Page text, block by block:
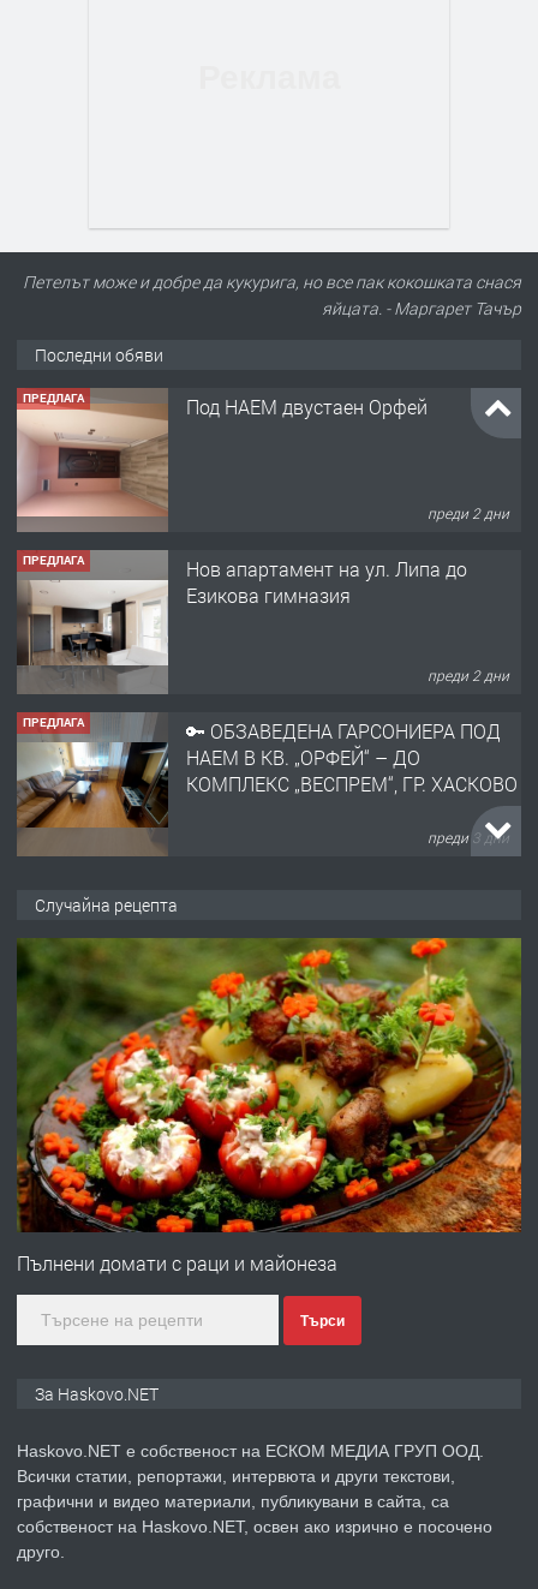
Петелът може и добре да кукурига, но все пак кокошката снася
яйцата. - Маргарет Тачър
Последни обяви
ПРЕДЛАГА Под НАЕМ двустаен Орфей
преди 2 дни
ПРЕДЛАГА
Нов апартамент на ул. Липа до
Езикова гимназия
преди 2 дни
ПРЕДЛАГА
🔑 ОБЗАВЕДЕНА ГАРСОНИЕРА ПОД
НАЕМ В КВ. „ОРФЕЙ“ – ДО
КОМПЛЕКС „ВЕСПРЕМ“, ГР. ХАСКОВО
преди 3 дни
АПАРТАМЕНТ В ЦЕНТЪРА НА ГР.
ХАСКОВО
преди 4 дни
ПРЕДЛАГА Давам гараж под наем
преди 4 дни
ПРЕДЛАГА
№4120 Магазин/Офис под наем в кв.
градската градина!
преди 5 дни
ПРЕДЛАГА
Продавам парцел в гр. Хасково кв.
Случайна рецепта
Пълнени домати с раци и майонеза
Търси
За Haskovo.NET
Haskovo.NET е собственост на ЕСКОМ МЕДИА ГРУП ООД.
Всички статии, репортажи, интервюта и други текстови,
графични и видео материали, публикувани в сайта, са
собственост на Haskovo.NET, освен ако изрично е посочено
друго.